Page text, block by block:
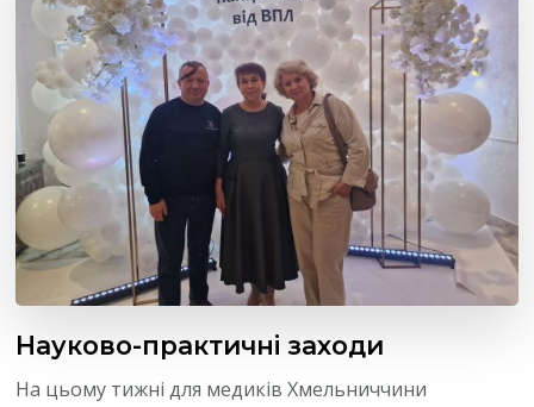
Науково-практичні заходи
На цьому тижні для медиків Хмельниччини